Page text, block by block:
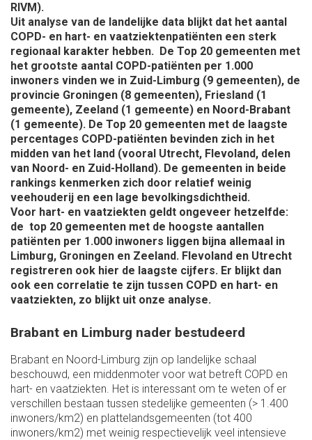
RIVM).
Uit analyse van de landelijke data blijkt dat het aantal
COPD- en hart- en vaatziektenpatiënten een sterk
regionaal karakter hebben. De Top 20 gemeenten met
het grootste aantal COPD-patiënten per 1.000
inwoners vinden we in Zuid-Limburg (9 gemeenten), de
provincie Groningen (8 gemeenten), Friesland (1
gemeente), Zeeland (1 gemeente) en Noord-Brabant
(1 gemeente). De Top 20 gemeenten met de laagste
percentages COPD-patiënten bevinden zich in het
midden van het land (vooral Utrecht, Flevoland, delen
van Noord- en Zuid-Holland). De gemeenten in beide
rankings kenmerken zich door relatief weinig
veehouderij en een lage bevolkingsdichtheid.
Voor hart- en vaatziekten geldt ongeveer hetzelfde:
de top 20 gemeenten met de hoogste aantallen
patiënten per 1.000 inwoners liggen bijna allemaal in
Limburg, Groningen en Zeeland. Flevoland en Utrecht
registreren ook hier de laagste cijfers. Er blijkt dan
ook een correlatie te zijn tussen COPD en hart- en
vaatziekten, zo blijkt uit onze analyse.
Brabant en Limburg nader bestudeerd
Brabant en Noord-Limburg zijn op landelijke schaal
beschouwd, een middenmoter voor wat betreft COPD en
hart- en vaatziekten. Het is interessant om te weten of er
verschillen bestaan tussen stedelijke gemeenten (> 1.400
inwoners/km2) en plattelandsgemeenten (tot 400
inwoners/km2) met weinig respectievelijk veel intensieve